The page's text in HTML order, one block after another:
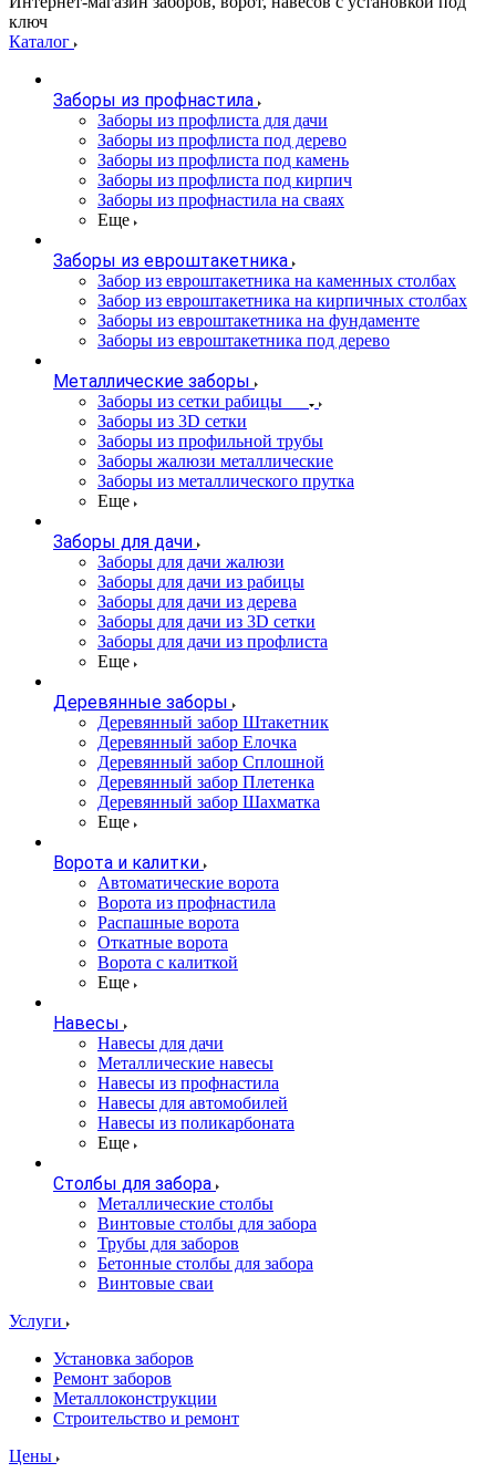
ключ
Каталог
Заборы из профнастила
Заборы из профлиста для дачи
Заборы из профлиста под дерево
Заборы из профлиста под камень
Заборы из профлиста под кирпич
Заборы из профнастила на сваях
Еще
Заборы из евроштакетника
Забор из евроштакетника на каменных столбах
Забор из евроштакетника на кирпичных столбах
Заборы из евроштакетника на фундаменте
Заборы из евроштакетника под дерево
Металлические заборы
Заборы из сетки рабицы
Заборы из 3D сетки
Заборы из профильной трубы
Заборы жалюзи металлические
Заборы из металлического прутка
Еще
Заборы для дачи
Заборы для дачи жалюзи
Заборы для дачи из рабицы
Заборы для дачи из дерева
Заборы для дачи из 3D сетки
Заборы для дачи из профлиста
Еще
Деревянные заборы
Деревянный забор Штакетник
Деревянный забор Елочка
Деревянный забор Сплошной
Деревянный забор Плетенка
Деревянный забор Шахматка
Еще
Ворота и калитки
Автоматические ворота
Ворота из профнастила
Распашные ворота
Откатные ворота
Ворота с калиткой
Еще
Навесы
Навесы для дачи
Металлические навесы
Навесы из профнастила
Навесы для автомобилей
Навесы из поликарбоната
Еще
Столбы для забора
Металлические столбы
Винтовые столбы для забора
Трубы для заборов
Бетонные столбы для забора
Винтовые сваи
Услуги
Установка заборов
Ремонт заборов
Металлоконструкции
Строительство и ремонт
Цены